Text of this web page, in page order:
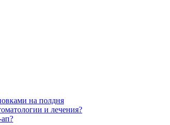
на полдня
и лечения?